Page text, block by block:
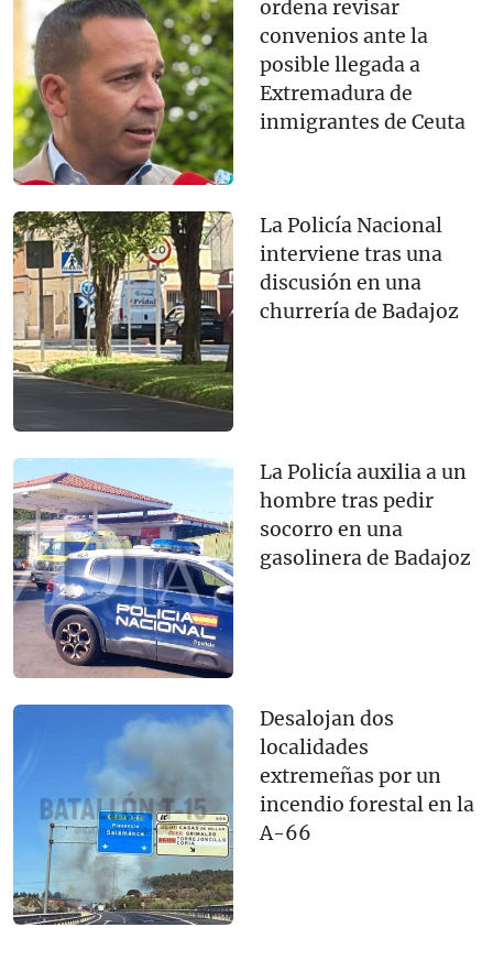
ordena revisar
convenios ante la
posible llegada a
Extremadura de
inmigrantes de Ceuta
La Policía Nacional
interviene tras una
discusión en una
churrería de Badajoz
La Policía auxilia a un
hombre tras pedir
socorro en una
gasolinera de Badajoz
Desalojan dos
localidades
extremeñas por un
incendio forestal en la
A-66